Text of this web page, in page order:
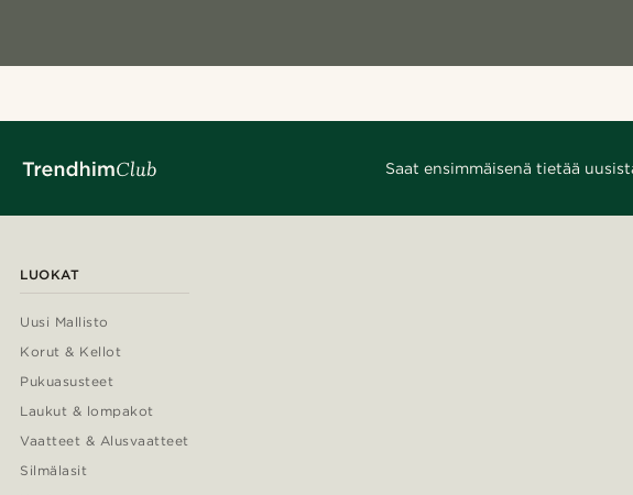
Saat ensimmäisenä tietää
LUOKAT
Uusi Mallisto
Korut & Kellot
Pukuasusteet
Laukut & lompakot
Vaatteet & Alusvaatteet
Silmälasit